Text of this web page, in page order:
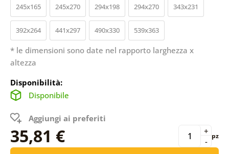
245x165 245x270 294x198 294x270 343x231
392x264 441x297 490x330 539x363
* le dimensioni sono date nel rapporto larghezza x
altezza
Disponibilità:
Disponibile
Aggiungi ai preferiti
35,81 € -
+ pz